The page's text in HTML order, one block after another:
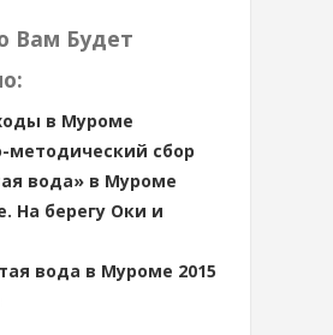
Вам Будет
в Муроме
методический сбор
вода» в Муроме
На берегу Оки и
вода в Муроме 2015